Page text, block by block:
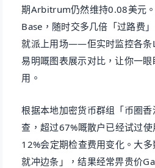
期Arbitrum仍然维持0.08美元
Base，随时交多几倍「过路费
就派上用场——佢实时监控各条
易明嘅图表展示对比，让你一
用。
根据本地加密货币群组「币圈
查，超过67%嘅散户已经试过
12%会定期检查费用变化。大
就冲边条」，结果经常畀贵价